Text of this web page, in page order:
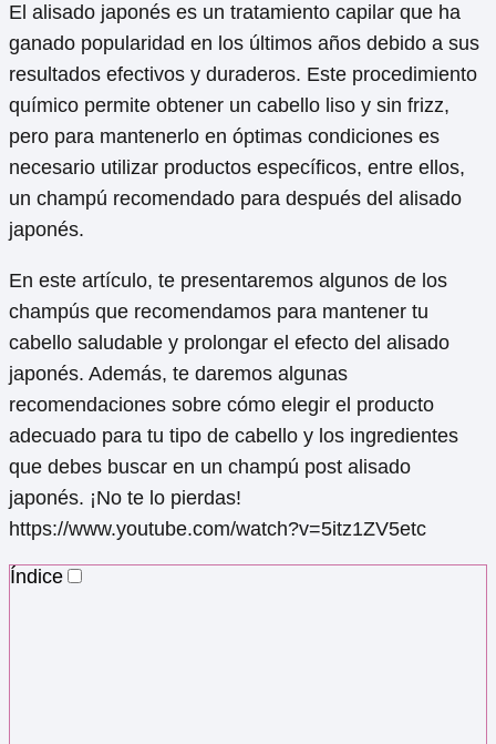
El alisado japonés es un tratamiento capilar que ha
ganado popularidad en los últimos años debido a sus
resultados efectivos y duraderos. Este procedimiento
químico permite obtener un cabello liso y sin frizz,
pero para mantenerlo en óptimas condiciones es
necesario utilizar productos específicos, entre ellos,
un champú recomendado para después del alisado
japonés.
En este artículo, te presentaremos algunos de los
champús que recomendamos para mantener tu
cabello saludable y prolongar el efecto del alisado
japonés. Además, te daremos algunas
recomendaciones sobre cómo elegir el producto
adecuado para tu tipo de cabello y los ingredientes
que debes buscar en un champú post alisado
japonés. ¡No te lo pierdas!
https://www.youtube.com/watch?v=5itz1ZV5etc
Índice